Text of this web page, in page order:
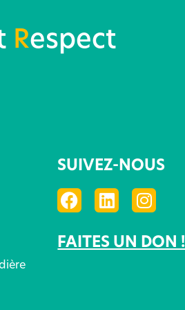
Respect
SUIVEZ-NOUS
FAITES UN DON !